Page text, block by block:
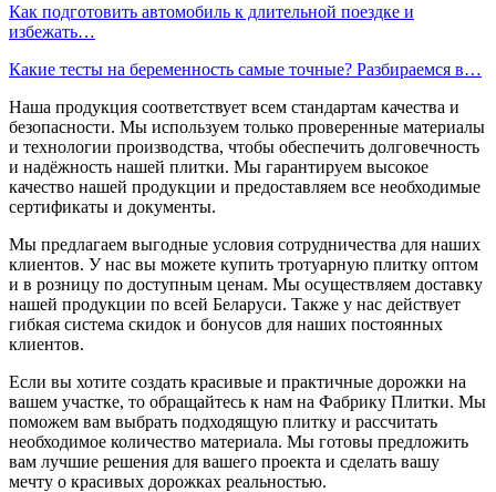
Как подготовить автомобиль к длительной поездке и
избежать…
Какие тесты на беременность самые точные? Разбираемся в…
Наша продукция соответствует всем стандартам качества и
безопасности. Мы используем только проверенные материалы
и технологии производства, чтобы обеспечить долговечность
и надёжность нашей плитки. Мы гарантируем высокое
качество нашей продукции и предоставляем все необходимые
сертификаты и документы.
Мы предлагаем выгодные условия сотрудничества для наших
клиентов. У нас вы можете купить тротуарную плитку оптом
и в розницу по доступным ценам. Мы осуществляем доставку
нашей продукции по всей Беларуси. Также у нас действует
гибкая система скидок и бонусов для наших постоянных
клиентов.
Если вы хотите создать красивые и практичные дорожки на
вашем участке, то обращайтесь к нам на Фабрику Плитки. Мы
поможем вам выбрать подходящую плитку и рассчитать
необходимое количество материала. Мы готовы предложить
вам лучшие решения для вашего проекта и сделать вашу
мечту о красивых дорожках реальностью.